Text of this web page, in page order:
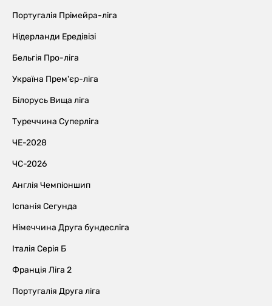
Португалія Прімейра-ліга
Нідерланди Ередівізі
Бельгія Про-ліга
Україна Прем'єр-ліга
Білорусь Вища ліга
Туреччина Суперліга
ЧЕ-2028
ЧС-2026
Англія Чемпіоншип
Іспанія Сегунда
Німеччина Друга бундесліга
Італія Серія Б
Франція Ліга 2
Португалія Друга ліга